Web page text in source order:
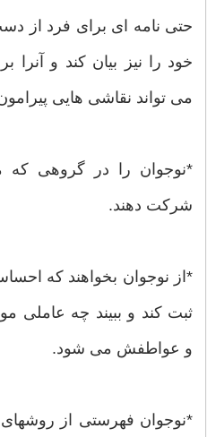
حتی نامه ای برای فرد از
خود را نیز بیان کند و آنرا
می تواند نقاشی هایی
*نوجوان را در گروهی که
شرکت دهند.
*از نوجوان بخواهند که
ثبت کند و ببیند چه
و عواطفش می شود.
*نوجوان فهرستی از روشهای